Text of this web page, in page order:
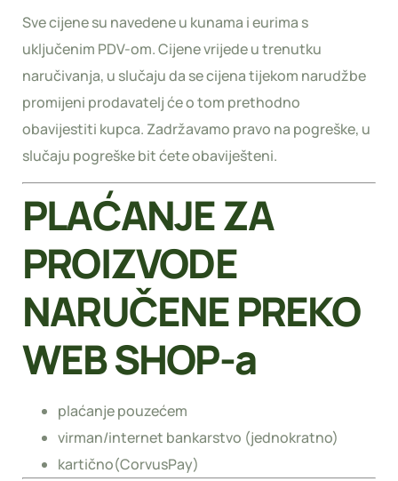
Sve cijene su navedene u kunama i eurima s
uključenim PDV-om. Cijene vrijede u trenutku
naručivanja, u slučaju da se cijena tijekom narudžbe
promijeni prodavatelj će o tom prethodno
obavijestiti kupca. Zadržavamo pravo na pogreške, u
slučaju pogreške bit ćete obaviješteni.
PLAĆANJE ZA
PROIZVODE
NARUČENE PREKO
WEB SHOP-a
plaćanje pouzećem
virman/internet bankarstvo (jednokratno)
kartično(CorvusPay)